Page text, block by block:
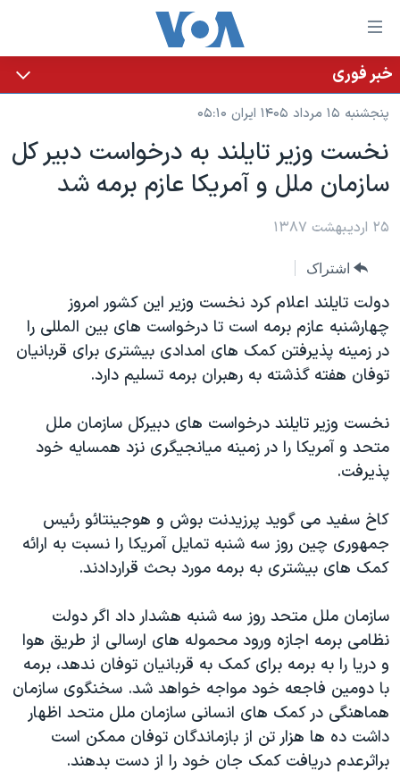
لینکهای
قابل
دسترسی
جهش
محتوای
اصلی
جهش
به
اصلی
جهش
به
جستجو
خانه
نسخه سبک وب‌سایت
موضوع ها
ایران
آمریکا
گزیده‌ها
ویژه برنامه‌ها
ویدیوها
فرهنگ و زندگی
حقوق شهروندی
اقتصادی
علم و فناوری
اسرائیل در جنگ
گالری عکس
آرشیو پخش زنده
برنامه های تلویزیونی
جدول برنامه ها
صفحه‌های ویژه
عملیات خشم حماسی
۲۵۰سالگی آمریکا
بایگانی برنامه‌های تلویزیونی
مستندها
انتخابات ریاست جمهوری آمریکا ۲۰۲۴
حمله جمهوری اسلامی به اسرائیل
رمز مهسا
ورزش زنان در ایران
اعتراضات زن، زندگی، آزادی
مجموعه مستندهای دادخواهی
تریبونال مردمی آبان ۹۸
دادگاه حمید نوری
چهل سال گروگان‌گیری
قانون شفافیت دارائی کادر رهبری ایران
اعتراضات مردمی آبان ۹۸
پخش رادیویی
یادگیری زبان انگلیسی
دنبال کنید
زبانهای مختلف
خبر فوری
پنجشنبه ۱۵ مرداد ۱۴۰۵ ایران ۰۵:۱۰
نخست وزير تايلند به درخواست دبير کل
سازمان ملل و آمريکا عازم برمه شد
۲۵ اردیبهشت ۱۳۸۷
اشتراک
دولت تايلند اعلام کرد نخست وزير اين کشور امروز
چهارشنبه عازم برمه است تا درخواست های بين المللی را
در زمينه پذيرفتن کمک های امدادی بيشتری برای قربانيان
توفان هفته گذشته به رهبران برمه تسليم دارد.
نخست وزير تايلند درخواست های دبيرکل سازمان ملل
متحد و آمريکا را در زمينه ميانجيگری نزد همسايه خود
پذيرفت.
کاخ سفيد می گويد پرزيدنت بوش و هوجينتائو رئيس
جمهوری چين روز سه شنبه تمايل آمريکا را نسبت به ارائه
کمک های بيشتری به برمه مورد بحث قراردادند.
سازمان ملل متحد روز سه شنبه هشدار داد اگر دولت
نظامی برمه اجازه ورود محموله های ارسالی از طريق هوا
و دريا را به برمه برای کمک به قربانيان توفان ندهد، برمه
با دومين فاجعه خود مواجه خواهد شد. سخنگوی سازمان
هماهنگی در کمک های انسانی سازمان ملل متحد اظهار
داشت ده ها هزار تن از بازماندگان توفان ممکن است
براثرعدم دريافت کمک جان خود را از دست بدهند.